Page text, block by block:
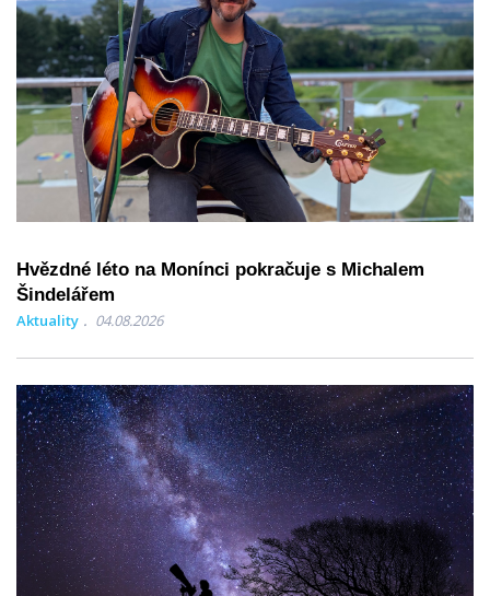
Hvězdné léto na Monínci pokračuje s Michalem
Šindelářem
Aktuality 04.08.2026